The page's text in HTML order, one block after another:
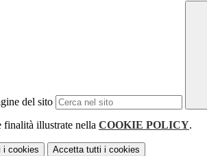
del sito
illustrate nella COOKIE POLICY.
i cookies Accetta tutti i cookies